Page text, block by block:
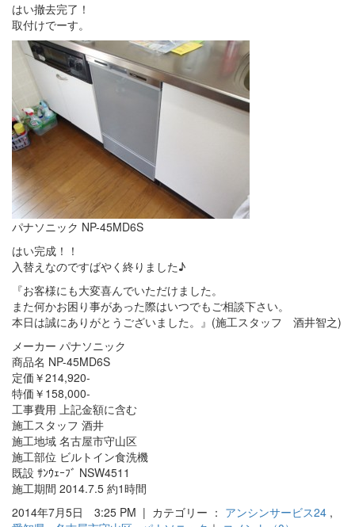
はい撤去完了！
取付けでーす。
パナソニック NP-45MD6S
はい完成！！
入替えなのですばやく終りました♪
『お客様にも大変喜んでいただけました。
また何かお困り事があった際はいつでもご相談下さい。
本日は誠にありがとうございました。』(施工スタッフ 酒井智之)
メーカー パナソニック
商品名 NP-45MD6S
定価￥214,920-
特価￥158,000-
工事費用 上記金額に含む
施工スタッフ 酒井
施工地域 名古屋市守山区
施工部位 ビルトイン食洗機
既設 ｻﾝｳｪｰﾌﾞ NSW4511
施工期間 2014.7.5 約1時間
2014年7月5日 3:25 PM | カテゴリー ： アンシンサービス24 ,